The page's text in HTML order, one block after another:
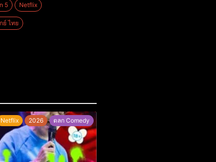
5 Netflix
ย์ ไทย
Netflix 2026 ตลก Comedy